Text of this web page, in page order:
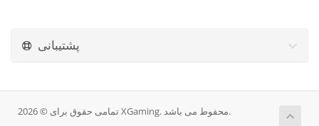
پشتیبانی
تمامی حقوق برای © 2026 XGaming. محفوط می باشد.